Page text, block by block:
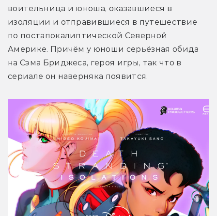
воительница и юноша, оказавшиеся в
изоляции и отправившиеся в путешествие
по постапокалиптической Северной
Америке. Причём у юноши серьёзная обида
на Сэма Бриджеса, героя игры, так что в